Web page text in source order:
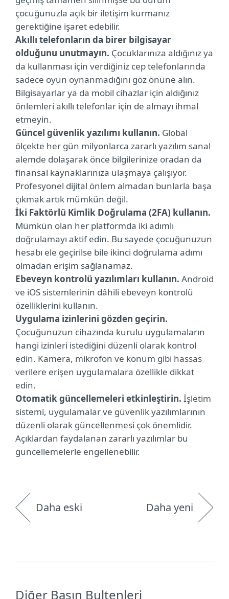
çocuğunuzla açık bir iletişim kurmanız
gerektiğine işaret edebilir.
Akıllı telefonların da birer bilgisayar
olduğunu unutmayın. Çocuklarınıza aldığınız ya
da kullanması için verdiğiniz cep telefonlarında
sadece oyun oynanmadığını göz önüne alın.
Bilgisayarlar ya da mobil cihazlar için aldığınız
önlemleri akıllı telefonlar için de almayı ihmal
etmeyin.
Güncel güvenlik yazılımı kullanın. Global
ölçekte her gün milyonlarca zararlı yazılım sanal
alemde dolaşarak önce bilgilerinize oradan da
finansal kaynaklarınıza ulaşmaya çalışıyor.
Profesyonel dijital önlem almadan bunlarla başa
çıkmak artık mümkün değil.
⁠İki Faktörlü Kimlik Doğrulama (2FA) kullanın.
Mümkün olan her platformda iki adımlı
doğrulamayı aktif edin. Bu sayede çocuğunuzun
hesabı ele geçirilse bile ikinci doğrulama adımı
olmadan erişim sağlanamaz.
Ebeveyn kontrolü yazılımları kullanın. Android
ve iOS sistemlerinin dâhili ebeveyn kontrolü
özelliklerini kullanın.
Uygulama izinlerini gözden geçirin.
Çocuğunuzun cihazında kurulu uygulamaların
hangi izinleri istediğini düzenli olarak kontrol
edin. Kamera, mikrofon ve konum gibi hassas
verilere erişen uygulamalara özellikle dikkat
edin.
Otomatik güncellemeleri etkinleştirin. İşletim
sistemi, uygulamalar ve güvenlik yazılımlarının
düzenli olarak güncellenmesi çok önemlidir.
Açıklardan faydalanan zararlı yazılımlar bu
güncellemelerle engellenebilir.
Daha eski Daha yeni
Diğer Basın Bultenleri